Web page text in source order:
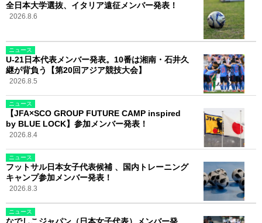
全日本大学選抜、イタリア遠征メンバー発表！
2026.8.6
ニュース
U-21日本代表メンバー発表。10番は湘南・石井久
継が背負う【第20回アジア競技大会】
2026.8.5
ニュース
【JFA×SCO GROUP FUTURE CAMP inspired
by BLUE LOCK】参加メンバー発表！
2026.8.4
ニュース
フットサル日本女子代表候補 、国内トレーニング
キャンプ参加メンバー発表！
2026.8.3
ニュース
なでしこジャパン（日本女子代表）メンバー発